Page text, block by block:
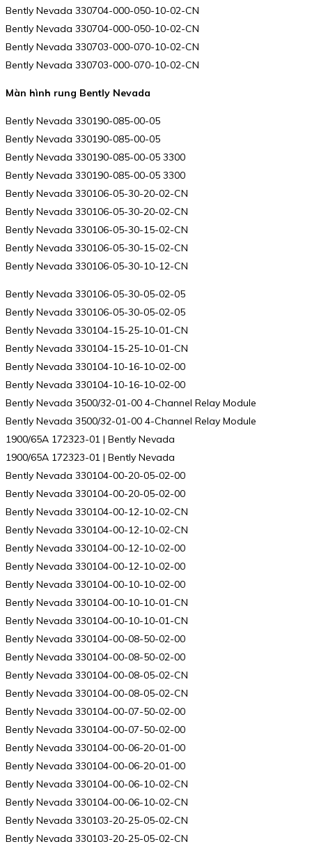
Bently Nevada 330704-000-050-10-02-CN
Bently Nevada 330704-000-050-10-02-CN
Bently Nevada 330703-000-070-10-02-CN
Bently Nevada 330703-000-070-10-02-CN
Màn hình rung Bently Nevada
Bently Nevada 330190-085-00-05
Bently Nevada 330190-085-00-05
Bently Nevada 330190-085-00-05 3300
Bently Nevada 330190-085-00-05 3300
Bently Nevada 330106-05-30-20-02-CN
Bently Nevada 330106-05-30-20-02-CN
Bently Nevada 330106-05-30-15-02-CN
Bently Nevada 330106-05-30-15-02-CN
Bently Nevada 330106-05-30-10-12-CN
Bently Nevada 330106-05-30-05-02-05
Bently Nevada 330106-05-30-05-02-05
Bently Nevada 330104-15-25-10-01-CN
Bently Nevada 330104-15-25-10-01-CN
Bently Nevada 330104-10-16-10-02-00
Bently Nevada 330104-10-16-10-02-00
Bently Nevada 3500/32-01-00 4-Channel Relay Module
Bently Nevada 3500/32-01-00 4-Channel Relay Module
1900/65A 172323-01 | Bently Nevada
1900/65A 172323-01 | Bently Nevada
Bently Nevada 330104-00-20-05-02-00
Bently Nevada 330104-00-20-05-02-00
Bently Nevada 330104-00-12-10-02-CN
Bently Nevada 330104-00-12-10-02-CN
Bently Nevada 330104-00-12-10-02-00
Bently Nevada 330104-00-12-10-02-00
Bently Nevada 330104-00-10-10-02-00
Bently Nevada 330104-00-10-10-01-CN
Bently Nevada 330104-00-10-10-01-CN
Bently Nevada 330104-00-08-50-02-00
Bently Nevada 330104-00-08-50-02-00
Bently Nevada 330104-00-08-05-02-CN
Bently Nevada 330104-00-08-05-02-CN
Bently Nevada 330104-00-07-50-02-00
Bently Nevada 330104-00-07-50-02-00
Bently Nevada 330104-00-06-20-01-00
Bently Nevada 330104-00-06-20-01-00
Bently Nevada 330104-00-06-10-02-CN
Bently Nevada 330104-00-06-10-02-CN
Bently Nevada 330103-20-25-05-02-CN
Bently Nevada 330103-20-25-05-02-CN